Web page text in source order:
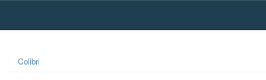
Skip
Colibri